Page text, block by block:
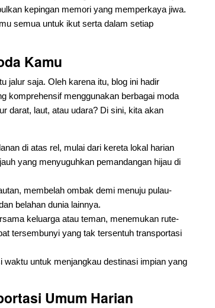
kepingan memori yang memperkaya jiwa.
semua untuk ikut serta dalam setiap
Kamu
jalur saja. Oleh karena itu, blog ini hadir
komprehensif menggunakan berbagai moda
darat, laut, atau udara? Di sini, kita akan
di atas rel, mulai dari kereta lokal harian
yang menyuguhkan pemandangan hijau di
membelah ombak demi menuju pulau-
belahan dunia lainnya.
keluarga atau teman, menemukan rute-
tersembunyi yang tak tersentuh transportasi
waktu untuk menjangkau destinasi impian yang
Umum Harian